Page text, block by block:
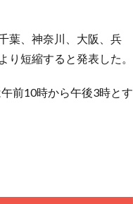
葉、神奈川、大阪、兵
短縮すると発表した。
前10時から午後3時とす